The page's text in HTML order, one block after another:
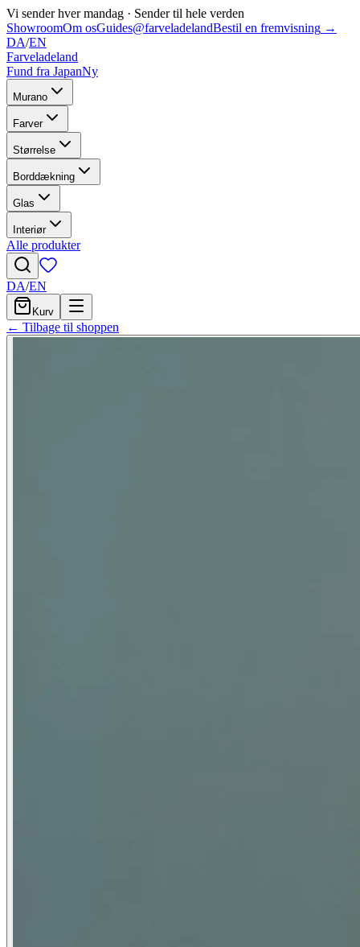
Vi sender hver mandag · Sender til hele verden
ShowroomOm osGuides@farveladelandBestil en fremvisning →
DA/EN
Farveladeland
Fund fra JapanNy
Murano
Farver
Størrelse
Borddækning
Glas
Interiør
Alle produkter
DA/EN
Kurv
← Tilbage til shoppen